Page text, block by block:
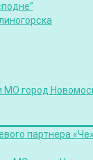
МО город
партнера «Че»